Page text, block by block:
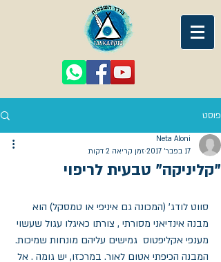
פוסט
"קליניקה" טבעית לריפוי
Neta Aloni
17 בפבר׳ 2017
זמן קריאה 2 דקות
סווט לודג' (המכונה גם איניפי או טמסקל) הוא
מבנה אינדיאני מסורתי , צורתו כאיגלו עגול שעשוי
מענפי אקליפטוס  גמישים עליהם מונחות שמיכות.
המבנה הכיפתי אטום לאור. במרכזו, יש גומה . אל